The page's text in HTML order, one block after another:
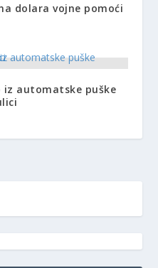
dolara vojne pomoći
iz automatske puške